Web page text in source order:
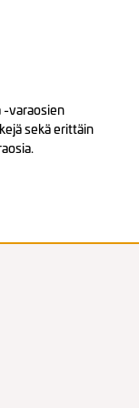
-varaosien
sekä erittäin